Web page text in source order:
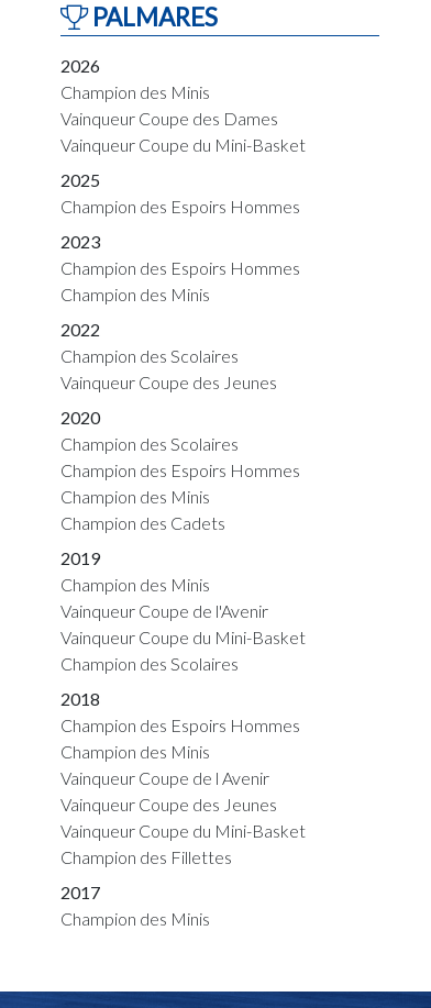
PALMARES
2026
Champion des Minis
Vainqueur Coupe des Dames
Vainqueur Coupe du Mini-Basket
2025
Champion des Espoirs Hommes
2023
Champion des Espoirs Hommes
Champion des Minis
2022
Champion des Scolaires
Vainqueur Coupe des Jeunes
2020
Champion des Scolaires
Champion des Espoirs Hommes
Champion des Minis
Champion des Cadets
2019
Champion des Minis
Vainqueur Coupe de l'Avenir
Vainqueur Coupe du Mini-Basket
Champion des Scolaires
2018
Champion des Espoirs Hommes
Champion des Minis
Vainqueur Coupe de l Avenir
Vainqueur Coupe des Jeunes
Vainqueur Coupe du Mini-Basket
Champion des Fillettes
2017
Champion des Minis
Vainqueur Coupe du Mini-Basket